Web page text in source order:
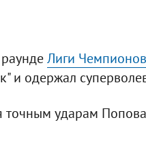
Лиги Чемпионов
и одержал
точным ударам